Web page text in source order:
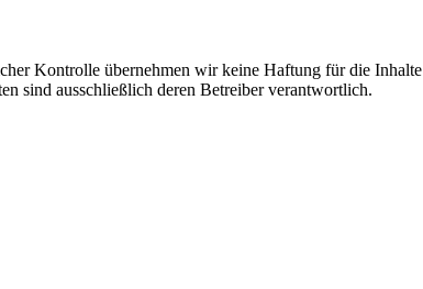
Kontrolle übernehmen wir keine Haftung für die Inhalte
sind ausschließlich deren Betreiber verantwortlich.